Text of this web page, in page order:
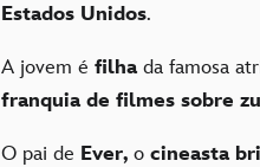
Estados Unidos.
A jovem é filhada famosa
franquia de filmes sobre
O pai de Ever, o cineasta